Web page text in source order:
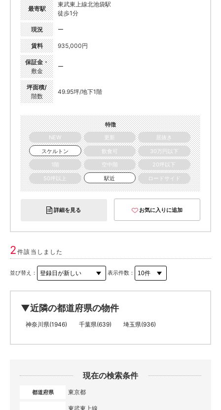
最寄駅
東武東上線北池袋駅
徒歩1分
現況 ー
賃料 935,000円
保証金・
敷金
ー
坪面積/
階数
49.95坪/地下1階
特徴
NEW
更新
居抜き
スケルトン
飲食可
30万円以下
1階
空中階
20坪以下
50坪以上
駅近 ロードサイド
詳細を見る お気に入りに追加
2件該当しました
並び替え： 表示件数：
▼近隣の都道府県の物件
神奈川県(1946) 千葉県(639) 埼玉県(936)
現在の検索条件
都道府県 東京都
東武東上線